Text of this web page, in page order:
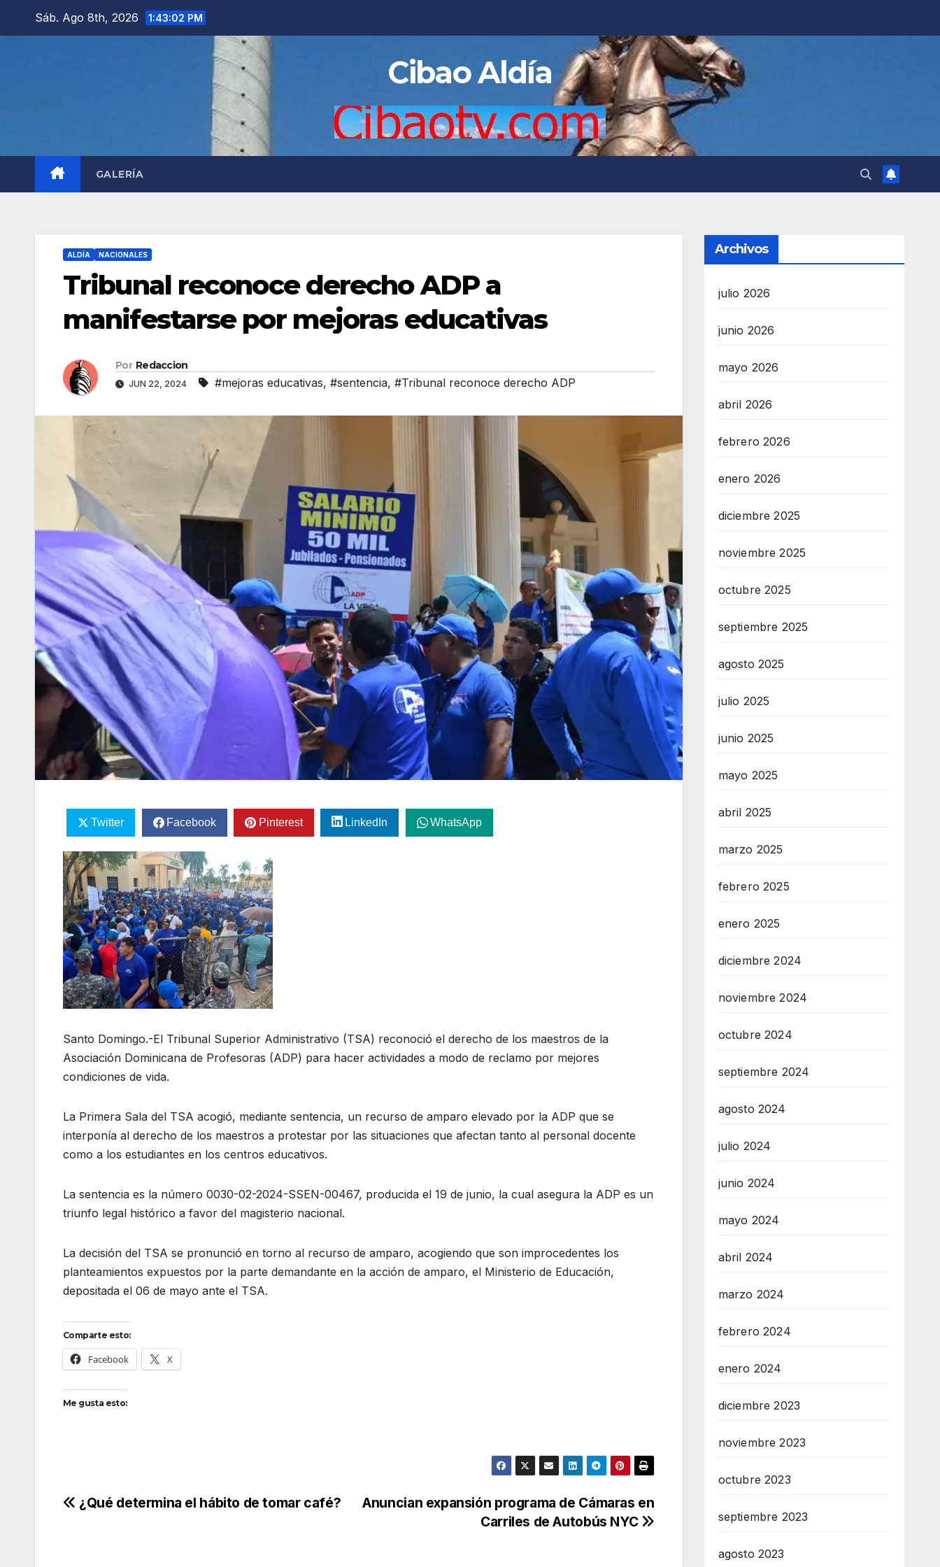
Sáb. Ago 8th, 2026 1:43:04 PM
Cibao Aldía
GALERÍA
ALDÍA NACIONALES
Tribunal reconoce derecho ADP a
manifestarse por mejoras educativas
Por Redaccion
JUN 22, 2024 #mejoras educativas, #sentencia, #Tribunal reconoce derecho ADP
Twitter Facebook Pinterest LinkedIn WhatsApp
Santo Domingo.-El Tribunal Superior Administrativo (TSA) reconoció el derecho de los maestros de la
Asociación Dominicana de Profesoras (ADP) para hacer actividades a modo de reclamo por mejores
condiciones de vida.
La Primera Sala del TSA acogió, mediante sentencia, un recurso de amparo elevado por la ADP que se
interponía al derecho de los maestros a protestar por las situaciones que afectan tanto al personal docente
como a los estudiantes en los centros educativos.
La sentencia es la número 0030-02-2024-SSEN-00467, producida el 19 de junio, la cual asegura la ADP es un
triunfo legal histórico a favor del magisterio nacional.
La decisión del TSA se pronunció en torno al recurso de amparo, acogiendo que son improcedentes los
planteamientos expuestos por la parte demandante en la acción de amparo, el Ministerio de Educación,
depositada el 06 de mayo ante el TSA.
Comparte esto:
Facebook X
Me gusta esto:
Navegación
Anuncian expansión programa de Cámaras en
Carriles de Autobús NYC
¿Qué determina el hábito de tomar café?
Archivos
julio 2026
junio 2026
mayo 2026
abril 2026
febrero 2026
enero 2026
diciembre 2025
noviembre 2025
octubre 2025
septiembre 2025
agosto 2025
julio 2025
junio 2025
mayo 2025
abril 2025
marzo 2025
febrero 2025
enero 2025
diciembre 2024
noviembre 2024
octubre 2024
septiembre 2024
agosto 2024
julio 2024
junio 2024
mayo 2024
abril 2024
marzo 2024
febrero 2024
enero 2024
diciembre 2023
noviembre 2023
octubre 2023
septiembre 2023
agosto 2023